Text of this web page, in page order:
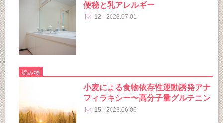
便秘と乳アレルギー
12 2023.07.01
読み物
小麦による食物依存性運動誘発アナ
フィラキシー〜高分子量グルテニン
15 2023.06.06